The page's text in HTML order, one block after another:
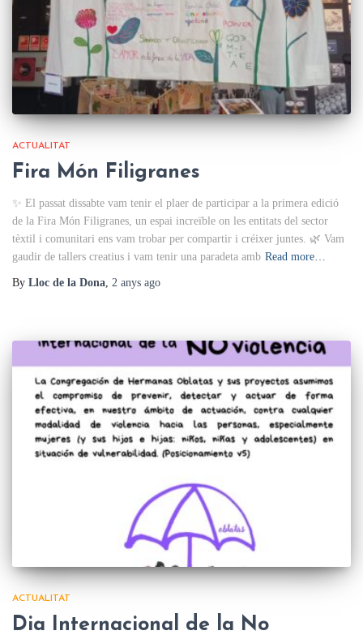
ACTUALITAT
Fira Món Filigranes
✨ El passat dissabte vam tenir el plaer de participar a la primera edició
de la Fira Món Filigranes, un espai increïble on les entitats del sector
tèxtil i comunitari ens vam trobar per compartir i créixer juntes. 🌿 Vam
gaudir de tallers creatius i vam tenir una paradeta amb Read more…
By Lloc de la Dona 2 anys ago
ACTUALITAT
Dia Internacional de la No